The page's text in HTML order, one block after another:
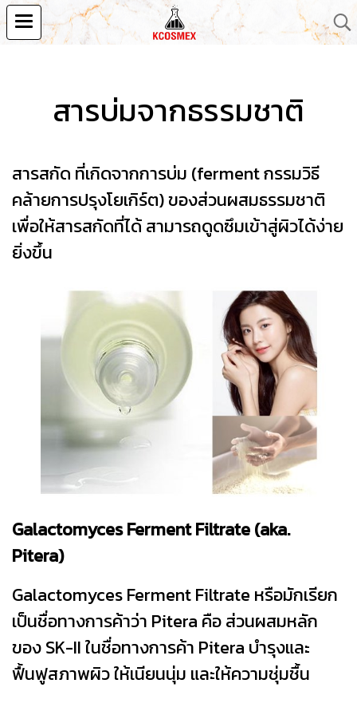
สารบ่มจากธรรมชาติ
สารสกัด ที่เกิดจากการบ่ม (ferment กรรมวิธี
คล้ายการปรุงโยเกิร์ต) ของส่วนผสมธรรมชาติ
เพื่อให้สารสกัดที่ได้ สามารถดูดซึมเข้าสู่ผิวได้ง่าย
ยิ่งขึ้น
Galactomyces Ferment Filtrate (aka.
Pitera)
Galactomyces Ferment Filtrate หรือมักเรียก
เป็นชื่อทางการค้าว่า Pitera คือ ส่วนผสมหลัก
ของ SK-II ในชื่อทางการค้า Pitera บำรุงและ
ฟื้นฟูสภาพผิว ให้เนียนนุ่ม และให้ความชุ่มชื้น